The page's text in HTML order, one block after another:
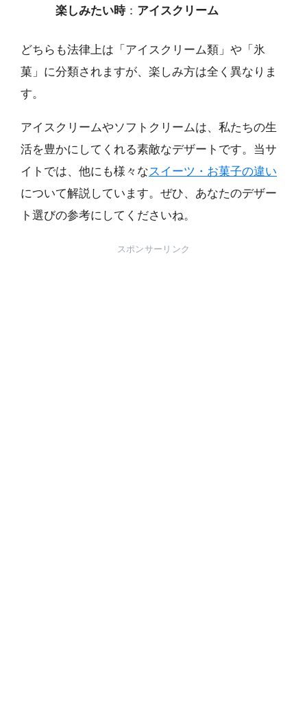
楽しみたい時： アイスクリーム
どちらも法律上は「アイスクリーム類」や「氷
菓」に分類されますが、楽しみ方は全く異なりま
す。
アイスクリームやソフトクリームは、私たちの生
活を豊かにしてくれる素敵なデザートです。当サ
イトでは、他にも様々なスイーツ・お菓子の違い
について解説しています。ぜひ、あなたのデザー
ト選びの参考にしてくださいね。
スポンサーリンク